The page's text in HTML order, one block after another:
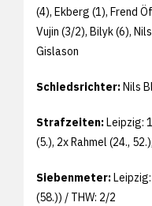
(4), Ekberg (1), Frend
Vujin (3/2), Bilyk (6),
Gislason
Schiedsrichter:Nils
Strafzeiten:Leipzig:
(5.), 2x Rahmel (24.,
Siebenmeter:
(58.)) / THW: 2/2